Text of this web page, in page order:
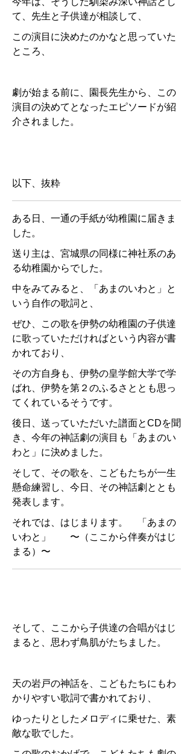
て、先生と子供達が相談して、
この演目に決めたのかなと思っていた
ところ、
劇が始まる前に、園長先生から、この
演目の決めてとなったエピソードが紹
介されました。
以下、抜粋
ある日、一通の手紙が幼稚園に届きま
した。
送り主は、宮城県の同様に神社系のあ
る幼稚園からでした。
中をみてみると、「あまのいわと」と
いう自作の歌詞と、
ぜひ、この歌を伊勢の幼稚園の子供達
に歌っていただければという内容が書
かれており、
その方自身も、伊勢の皇学館大学で学
ばれ、伊勢を第２のふるさととも思っ
てくれているそうです。
後日、送っていただいた譜面とCDを聞
き、今年の神話劇の演目も「あまのい
わと」に決めました。
そして、その歌を、こどもたちが一生
懸命練習し、今日、その神話劇ととも
発表します。
それでは、はじまります。 「あまの
いわと」 〜（ここから伴奏がはじ
まる）〜
そして、ここから子供達の合唱がはじ
まると、思わず鳥肌がたちました。
天の岩戸の神話を、こどもたちにもわ
かりやすい歌詞で書かれており、
ゆったりとしたメロディに乗せた、素
敵な歌でした。